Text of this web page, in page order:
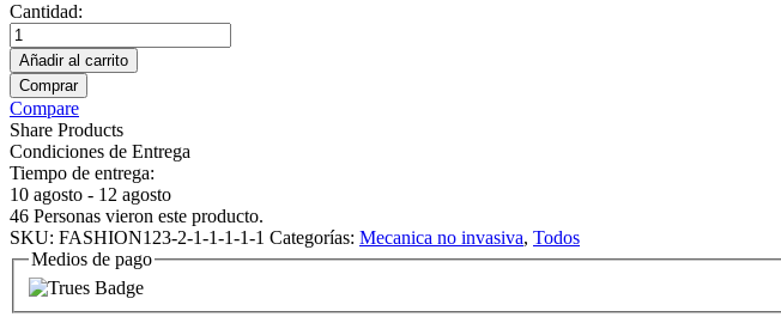
Cantidad:
AirCurve
10
ST-
A
quantity
Añadir al carrito
Comprar
Compare
Share Products
Condiciones de Entrega
Tiempo de entrega:
10 agosto - 12 agosto
46 Personas vieron este producto.
SKU: FASHION123-2-1-1-1-1-1 Categorías: Mecanica no invasiva, Todos
Medios de pago